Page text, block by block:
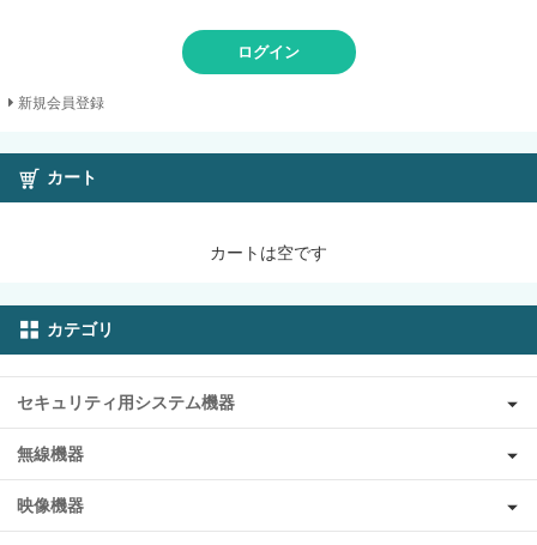
ログイン
新規会員登録
カート
カートは空です
カテゴリ
セキュリティ用システム機器
無線機器
映像機器